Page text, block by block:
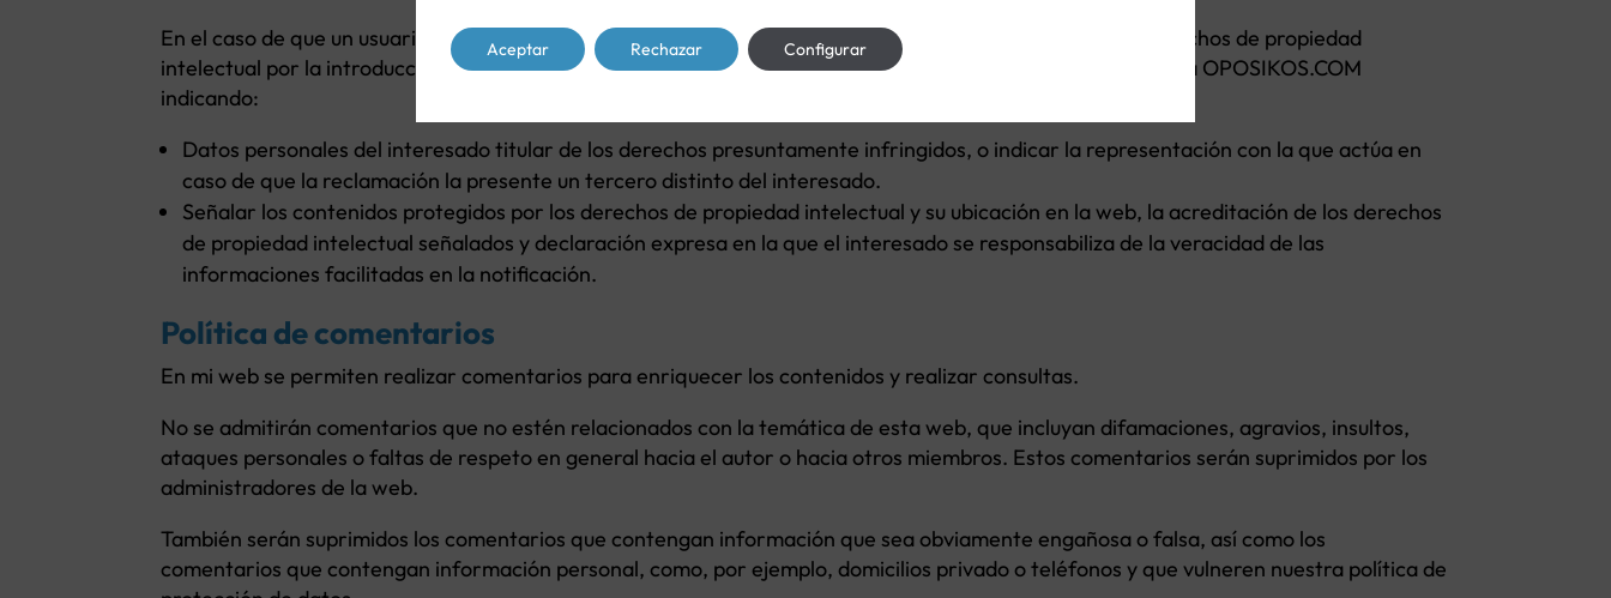
En el caso de que un usuario o un tercero consideren que se ha producido una violación de sus legítimos derechos de propiedad
intelectual por la introducción de un determinado contenido en la web, deberá notificar dicha circunstancia a OPOSIKOS.COM
indicando:
Datos personales del interesado titular de los derechos presuntamente infringidos, o indicar la representación con la que actúa en
caso de que la reclamación la presente un tercero distinto del interesado.
Señalar los contenidos protegidos por los derechos de propiedad intelectual y su ubicación en la web, la acreditación de los derechos
de propiedad intelectual señalados y declaración expresa en la que el interesado se responsabiliza de la veracidad de las
informaciones facilitadas en la notificación.
Política de comentarios
En mi web se permiten realizar comentarios para enriquecer los contenidos y realizar consultas.
No se admitirán comentarios que no estén relacionados con la temática de esta web, que incluyan difamaciones, agravios, insultos,
ataques personales o faltas de respeto en general hacia el autor o hacia otros miembros. Estos comentarios serán suprimidos por los
administradores de la web.
También serán suprimidos los comentarios que contengan información que sea obviamente engañosa o falsa, así como los
comentarios que contengan información personal, como, por ejemplo, domicilios privado o teléfonos y que vulneren nuestra política de
Aceptar Rechazar Configurar